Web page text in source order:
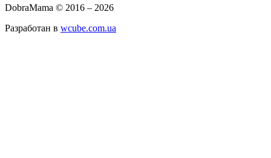
DobraMama © 2016 – 2026
Разработан в wcube.com.ua